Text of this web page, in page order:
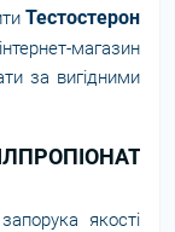
Тестостерон
магазин
за вигідними
якості